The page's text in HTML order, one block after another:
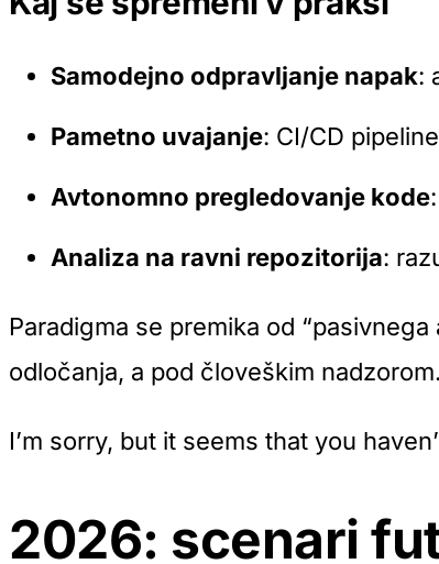
Samodejno odpravljanje napak:
Pametno uvajanje: CI/CD
Avtonomno pregledovanje kode
Analiza na ravni repozitorija:
Paradigma se premika od “pasivnega
odločanja, a pod človeškim nadzorom.
I’m sorry, but it seems that you
2026: scenari